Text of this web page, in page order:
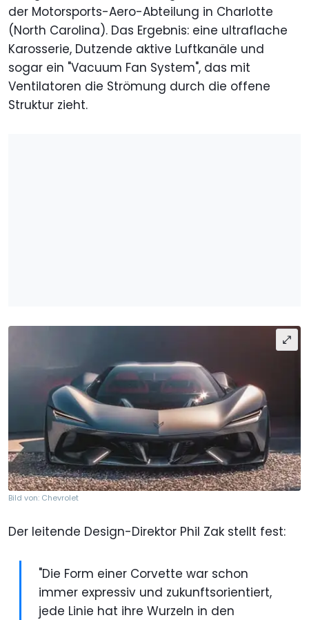
der Motorsports-Aero-Abteilung in Charlotte
(North Carolina). Das Ergebnis: eine ultraflache
Karosserie, Dutzende aktive Luftkanäle und
sogar ein "Vacuum Fan System", das mit
Ventilatoren die Strömung durch die offene
Struktur zieht.
Bild von: Chevrolet
Der leitende Design-Direktor Phil Zak stellt fest:
"Die Form einer Corvette war schon
immer expressiv und zukunftsorientiert,
jede Linie hat ihre Wurzeln in den